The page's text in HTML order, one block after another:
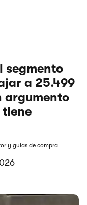
segmento
a 25.499
argumento
tiene
y guías de compra